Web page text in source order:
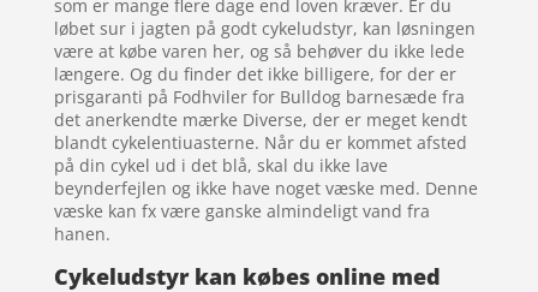
som er mange flere dage end loven kræver. Er du
løbet sur i jagten på godt cykeludstyr, kan løsningen
være at købe varen her, og så behøver du ikke lede
længere. Og du finder det ikke billigere, for der er
prisgaranti på Fodhviler for Bulldog barnesæde fra
det anerkendte mærke Diverse, der er meget kendt
blandt cykelentiuasterne. Når du er kommet afsted
på din cykel ud i det blå, skal du ikke lave
beynderfejlen og ikke have noget væske med. Denne
væske kan fx være ganske almindeligt vand fra
hanen.
Cykeludstyr kan købes online med